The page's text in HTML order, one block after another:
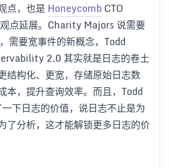
点，也是HoneycombCTO
点延展。Charity Majors 说需要
需要宽事件的新概念，Todd
2.0 其实就是日志的卷土
结构化、更宽，存储原始日志数
本，提升查询效率。而且，Todd
下日志的价值，说日志不止是为
了分析，这才能解锁更多日志的价